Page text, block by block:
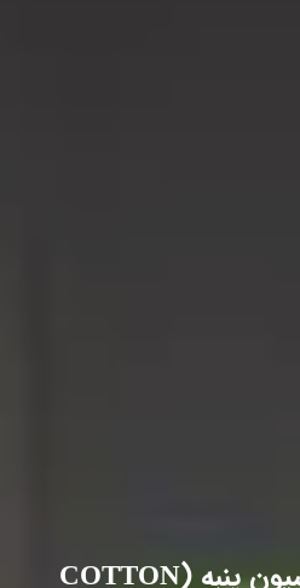
عملیات مرسریزاسیون پنبه (COTTON